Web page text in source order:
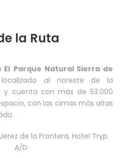
la Ruta
El Parque Natural Sierra de
al noreste de la
y cuenta con más de 53.000
con las cimas más altas
de la Frontera, Hotel Tryp.
A/D